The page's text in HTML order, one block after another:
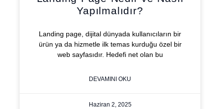
Yapılmalıdır?
Landing page, dijital dünyada kullanıcıların bir
ürün ya da hizmetle ilk temas kurduğu özel bir
web sayfasıdır. Hedefi net olan bu
DEVAMINI OKU
Haziran 2, 2025